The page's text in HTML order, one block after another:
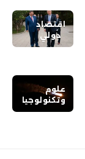
اقتصاد
دولي
علوم
وتكنولوجيا